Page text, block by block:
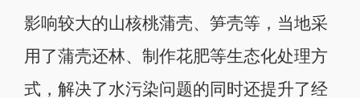
影响较大的山核桃蒲壳、笋壳等，当地采
用了蒲壳还林、制作花肥等生态化处理方
式，解决了水污染问题的同时还提升了经